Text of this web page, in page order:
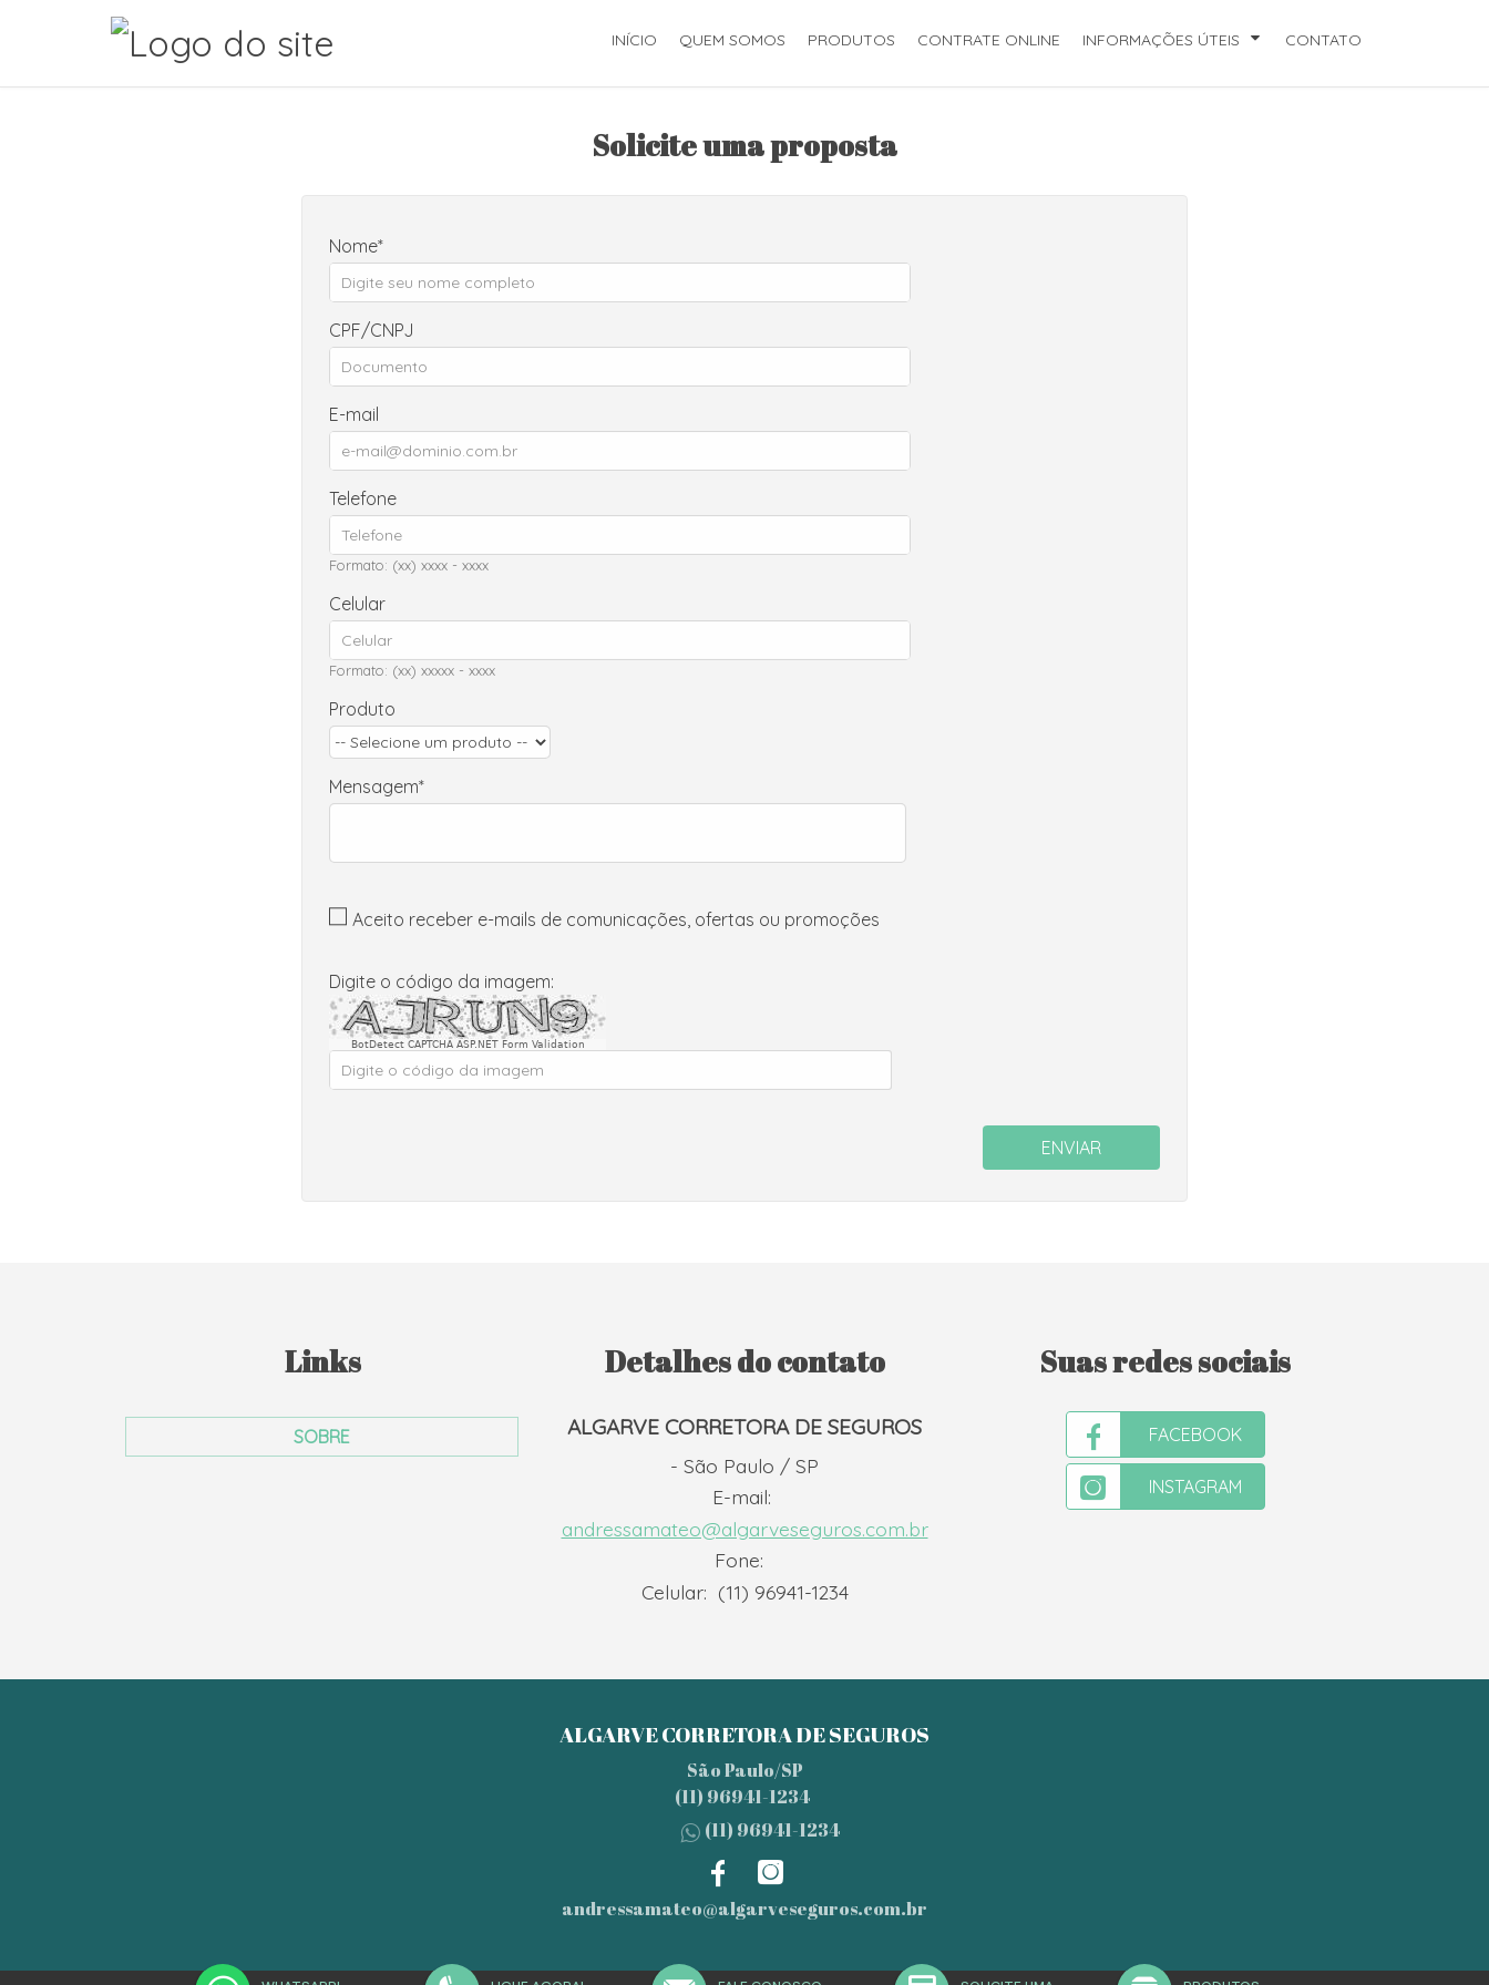
INÍCIO QUEM SOMOS PRODUTOS CONTRATE ONLINE INFORMAÇÕES ÚTEIS CONTATO
Solicite uma proposta
Nome
CPF/CNPJ
E-mail
Telefone
Formato: (xx) xxxx - xxxx
Celular
Formato: (xx) xxxxx - xxxx
Produto
Mensagem
Aceito receber e-mails de comunicações, ofertas ou promoções
Digite o código da imagem:
BotDetect CAPTCHA ASP.NET Form Validation
ENVIAR
Links
SOBRE
Detalhes do contato
ALGARVE CORRETORA DE SEGUROS
- São Paulo / SP
E-mail:
andressamateo@algarveseguros.com.br
Fone:
Celular: (11) 96941-1234
Suas redes sociais
FACEBOOK
INSTAGRAM
ALGARVE CORRETORA DE SEGUROS
São Paulo/SP
(11) 96941-1234
(11) 96941-1234
andressamateo@algarveseguros.com.br